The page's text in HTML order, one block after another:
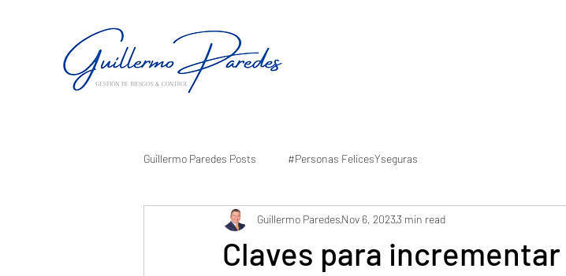
Guillermo Paredes Posts #Personas FelicesYseguras
Claves para
Guillermo ParedesNov 6, 20233 min read